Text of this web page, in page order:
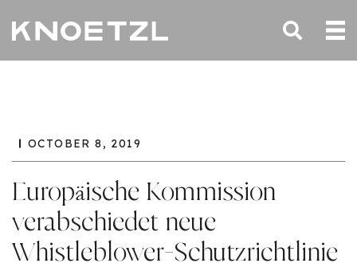
OCTOBER 8, 2019
Europäische Kommission
verabschiedet neue
Whistleblower-Schutzrichtlinie